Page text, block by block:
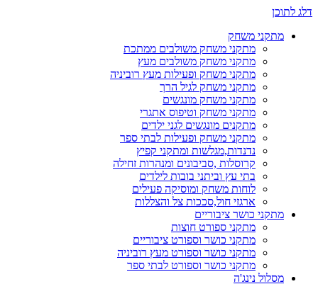
דלג לתוכן
מתקני משחק
מתקני משחק משולבים ממתכת
מתקני משחק משולבים מעץ
מתקני משחק ופעילות מעץ רוביניה
מתקני משחק לגיל הרך
מתקני משחק מונגשים
מתקני משחק וטיפוס אתגרי
מתקנים מונגשים לגני ילדים
מתקני משחק ופעילות לבתי ספר
נדנדות,מגלשות ומתקני קפיץ
קרוסלות ,סביבונים ומנהרות זחילה
בתי עץ וביתני בובות לילדים
לוחות משחק ומוסיקה פעילים
ארגזי חול,סככות צל והצללות
מתקני כושר ציבוריים
מתקני ספורט חוצות
מתקני כושר וספורט ציבוריים
מתקני כושר וספורט מעץ רוביניה
מתקני כושר וספורט לבתי ספר
מסלול נינג'ה